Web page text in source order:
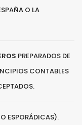
O LA
PREPARADOS DE
CONTABLES
ESPORÁDICAS).